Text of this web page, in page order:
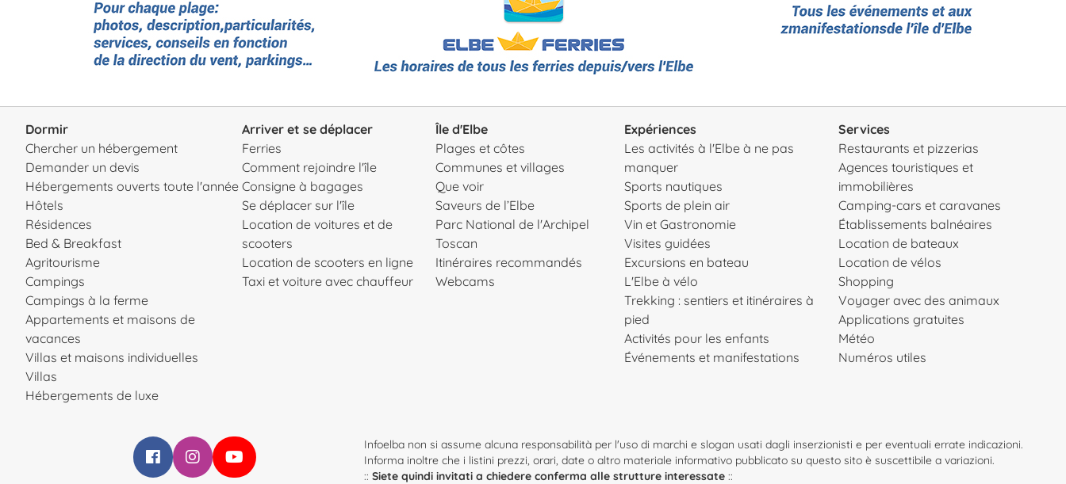
Dormir
Chercher un hébergement
Demander un devis
Hébergements ouverts toute l'année
Hôtels
Résidences
Bed & Breakfast
Agritourisme
Campings
Campings à la ferme
Appartements et maisons de
vacances
Villas et maisons individuelles
Villas
Hébergements de luxe
Arriver et se déplacer
Ferries
Comment rejoindre l'île
Consigne à bagages
Se déplacer sur l'île
Location de voitures et de
scooters
Location de scooters en ligne
Taxi et voiture avec chauffeur
Île d'Elbe
Plages et côtes
Communes et villages
Que voir
Saveurs de l’Elbe
Parc National de l'Archipel
Toscan
Itinéraires recommandés
Webcams
Expériences
Les activités à l'Elbe à ne pas
manquer
Sports nautiques
Sports de plein air
Vin et Gastronomie
Visites guidées
Excursions en bateau
L'Elbe à vélo
Trekking : sentiers et itinéraires à
pied
Activités pour les enfants
Événements et manifestations
Services
Restaurants et pizzerias
Agences touristiques et
immobilières
Camping-cars et caravanes
Établissements balnéaires
Location de bateaux
Location de vélos
Shopping
Voyager avec des animaux
Applications gratuites
Météo
Numéros utiles
Infoelba su Facebook
Infoelba su Instagram
Infoelba su YouTube
Infoelba non si assume alcuna responsabilità per l'uso di marchi e slogan usati dagli inserzionisti e per eventuali errate indicazioni.
Informa inoltre che i listini prezzi, orari, date o altro materiale informativo pubblicato su questo sito è suscettibile a variazioni.
:: Siete quindi invitati a chiedere conferma alle strutture interessate::